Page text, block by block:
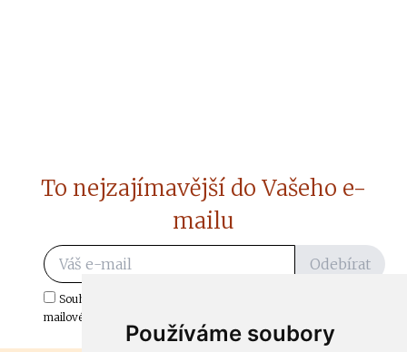
Používáme soubory
To nejzajímavější do Vašeho e-
mailu
Odebírat
Souhlasím s odběrem důležitých zpráv ze ČtiDoma.cz do mé e-
mailové schránky.